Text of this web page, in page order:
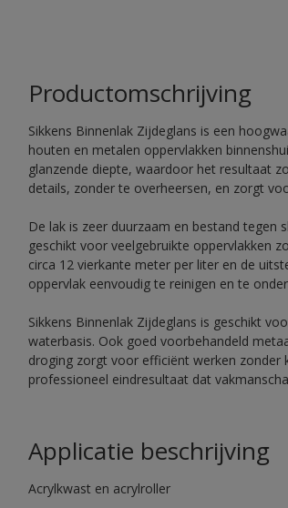
Productomschrijving
Sikkens Binnenlak Zijdeglans is een
houten en metalen oppervlakken
glanzende diepte, waardoor het resultaat
details, zonder te overheersen, en zorgt
De lak is zeer duurzaam en bestand tegen
geschikt voor veelgebruikte oppervlakken
circa 12 vierkante meter per liter en de
oppervlak eenvoudig te reinigen en te
Sikkens Binnenlak Zijdeglans is geschikt
waterbasis. Ook goed voorbehandeld
droging zorgt voor efficiënt werken zonder
professioneel eindresultaat dat
Applicatie beschrijving
Acrylkwast en acrylroller